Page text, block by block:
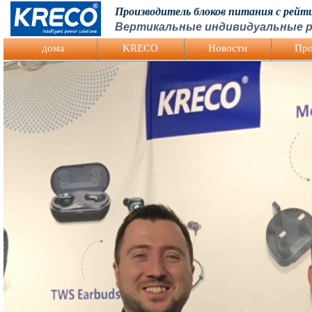
Logo Picture
Производитель блоков питания с
Вертикальные индивидуальные
дома KRECO Hовости